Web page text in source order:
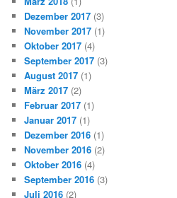
Dezember 2017 (3)
November 2017 (1)
Oktober 2017 (4)
September 2017 (3)
August 2017 (1)
März 2017 (2)
Februar 2017 (1)
Januar 2017 (1)
Dezember 2016 (1)
November 2016 (2)
Oktober 2016 (4)
September 2016 (3)
Juli 2016 (2)